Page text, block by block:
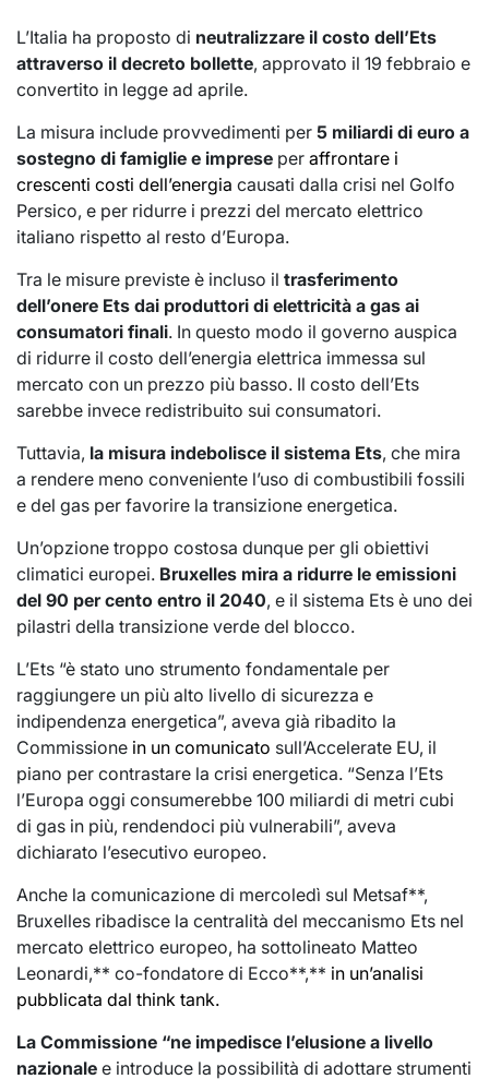
L’Italia ha proposto di neutralizzare il costo dell’Ets
attraverso il decreto bollette, approvato il 19 febbraio e
convertito in legge ad aprile.
La misura include provvedimenti per 5 miliardi di euro a
sostegno di famiglie e imprese per affrontare i
crescenti costi dell’energia causati dalla crisi nel Golfo
Persico, e per ridurre i prezzi del mercato elettrico
italiano rispetto al resto d’Europa.
Tra le misure previste è incluso il trasferimento
dell’onere Ets dai produttori di elettricità a gas ai
consumatori finali. In questo modo il governo auspica
di ridurre il costo dell’energia elettrica immessa sul
mercato con un prezzo più basso. Il costo dell’Ets
sarebbe invece redistribuito sui consumatori.
Tuttavia, la misura indebolisce il sistema Ets, che mira
a rendere meno conveniente l’uso di combustibili fossili
e del gas per favorire la transizione energetica.
Un’opzione troppo costosa dunque per gli obiettivi
climatici europei. Bruxelles mira a ridurre le emissioni
del 90 per cento entro il 2040, e il sistema Ets è uno dei
pilastri della transizione verde del blocco.
L’Ets “è stato uno strumento fondamentale per
raggiungere un più alto livello di sicurezza e
indipendenza energetica”, aveva già ribadito la
Commissione in un comunicato sull’Accelerate EU, il
piano per contrastare la crisi energetica. “Senza l’Ets
l’Europa oggi consumerebbe 100 miliardi di metri cubi
di gas in più, rendendoci più vulnerabili”, aveva
dichiarato l’esecutivo europeo.
Anche la comunicazione di mercoledì sul Metsaf**,
Bruxelles ribadisce la centralità del meccanismo Ets nel
mercato elettrico europeo, ha sottolineato Matteo
Leonardi,** co-fondatore di Ecco**,** in un’analisi
pubblicata dal think tank.
La Commissione “ne impedisce l’elusione a livello
nazionale e introduce la possibilità di adottare strumenti